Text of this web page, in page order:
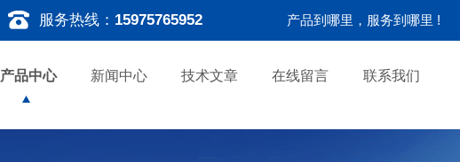
服务热线： 15975765952 产品到哪里，服务到哪里 !
产品中心 新闻中心 技术文章 在线留言 联系我们